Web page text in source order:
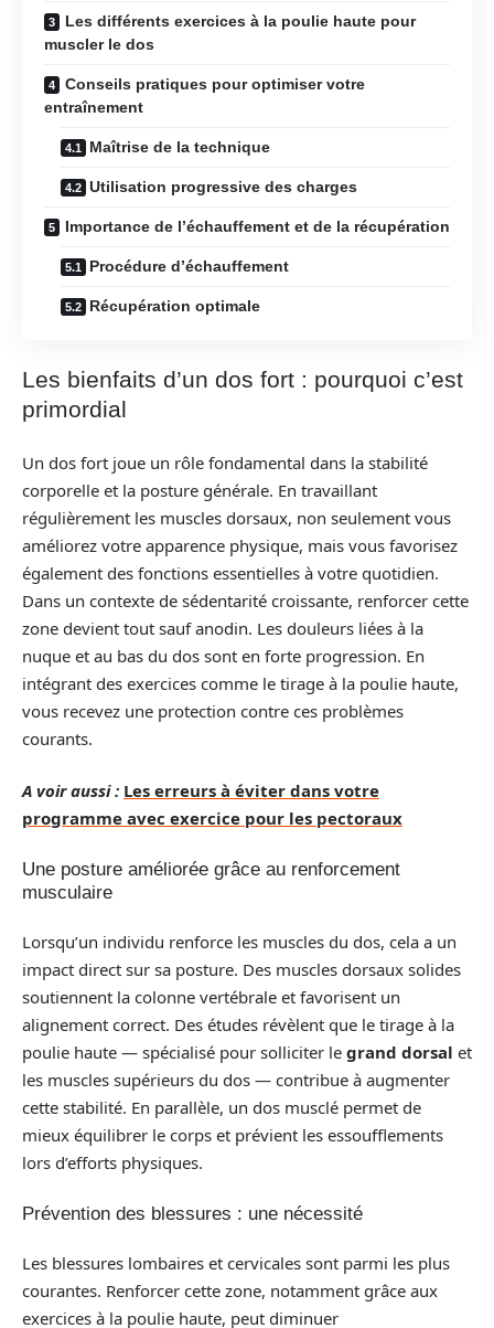
Les différents exercices à la poulie haute pour
muscler le dos
Conseils pratiques pour optimiser votre
entraînement
Maîtrise de la technique
Utilisation progressive des charges
Importance de l’échauffement et de la récupération
Procédure d’échauffement
Récupération optimale
Les bienfaits d’un dos fort : pourquoi c’est
primordial
Un dos fort joue un rôle fondamental dans la stabilité
corporelle et la posture générale. En travaillant
régulièrement les muscles dorsaux, non seulement vous
améliorez votre apparence physique, mais vous favorisez
également des fonctions essentielles à votre quotidien.
Dans un contexte de sédentarité croissante, renforcer cette
zone devient tout sauf anodin. Les douleurs liées à la
nuque et au bas du dos sont en forte progression. En
intégrant des exercices comme le tirage à la poulie haute,
vous recevez une protection contre ces problèmes
courants.
A voir aussi : Les erreurs à éviter dans votre
programme avec exercice pour les pectoraux
Une posture améliorée grâce au renforcement
musculaire
Lorsqu’un individu renforce les muscles du dos, cela a un
impact direct sur sa posture. Des muscles dorsaux solides
soutiennent la colonne vertébrale et favorisent un
alignement correct. Des études révèlent que le tirage à la
poulie haute — spécialisé pour solliciter le grand dorsal et
les muscles supérieurs du dos — contribue à augmenter
cette stabilité. En parallèle, un dos musclé permet de
mieux équilibrer le corps et prévient les essoufflements
lors d’efforts physiques.
Prévention des blessures : une nécessité
Les blessures lombaires et cervicales sont parmi les plus
courantes. Renforcer cette zone, notamment grâce aux
exercices à la poulie haute, peut diminuer